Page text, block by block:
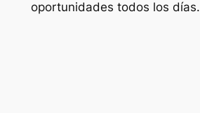
oportunidades todos los días.